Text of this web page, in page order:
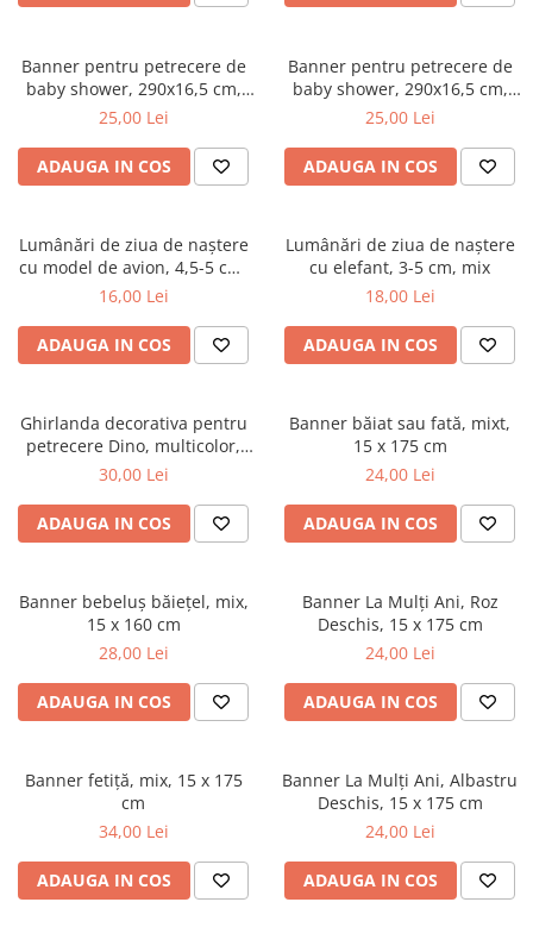
Banner pentru petrecere de
baby shower, 290x16,5 cm,
albastru deschis
25,00 Lei
ADAUGA IN COS
Banner pentru petrecere de
baby shower, 290x16,5 cm,
roz deschis
25,00 Lei
ADAUGA IN COS
Lumânări de ziua de naștere
cu model de avion, 4,5-5 cm,
mix
16,00 Lei
ADAUGA IN COS
Lumânări de ziua de naștere
cu elefant, 3-5 cm, mix
18,00 Lei
ADAUGA IN COS
Ghirlanda decorativa pentru
petrecere Dino, multicolor,
130 cm
30,00 Lei
ADAUGA IN COS
Banner băiat sau fată, mixt,
15 x 175 cm
24,00 Lei
ADAUGA IN COS
Banner bebeluș băiețel, mix,
15 x 160 cm
28,00 Lei
ADAUGA IN COS
Banner La Mulți Ani, Roz
Deschis, 15 x 175 cm
24,00 Lei
ADAUGA IN COS
Banner fetiță, mix, 15 x 175
cm
34,00 Lei
ADAUGA IN COS
Banner La Mulți Ani, Albastru
Deschis, 15 x 175 cm
24,00 Lei
ADAUGA IN COS